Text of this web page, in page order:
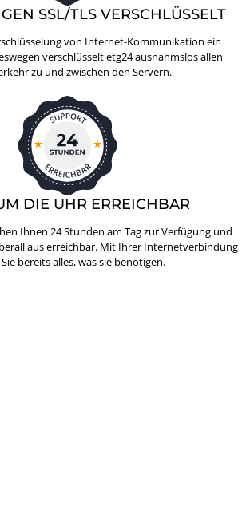
SSL/TLS VERSCHLÜSSELT
von Internet-Kommunikation ein
verschlüsselt etg24 ausnahmslos allen
zu und zwischen den Servern.
DIE UHR ERREICHBAR
Ihnen 24 Stunden am Tag zur Verfügung und
aus erreichbar. Mit Ihrer Internetverbindung
bereits alles, was sie benötigen.